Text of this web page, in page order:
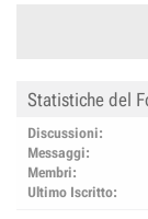
Statistiche del
Discussioni
Messaggi
Membri
Ultimo Iscritto